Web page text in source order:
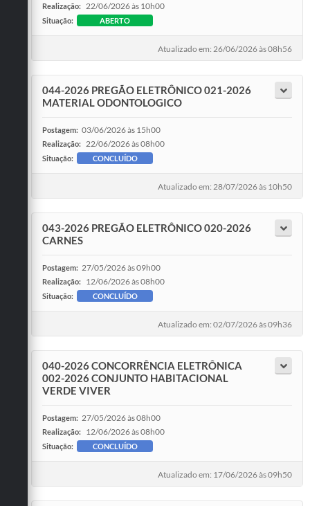
Realização: 22/06/2026 às 10h00
Situação: ABERTO
Atualizado em: 26/06/2026 às 08h56
044-2026 PREGÃO ELETRÔNICO 021-2026
MATERIAL ODONTOLOGICO
Postagem: 03/06/2026 às 15h00
Realização: 22/06/2026 às 08h00
Situação: CONCLUÍDO
Atualizado em: 28/07/2026 às 10h50
043-2026 PREGÃO ELETRÔNICO 020-2026
CARNES
Postagem: 27/05/2026 às 09h00
Realização: 12/06/2026 às 08h00
Situação: CONCLUÍDO
Atualizado em: 02/07/2026 às 09h36
040-2026 CONCORRÊNCIA ELETRÔNICA
002-2026 CONJUNTO HABITACIONAL
VERDE VIVER
Postagem: 27/05/2026 às 08h00
Realização: 12/06/2026 às 08h00
Situação: CONCLUÍDO
Atualizado em: 17/06/2026 às 09h50